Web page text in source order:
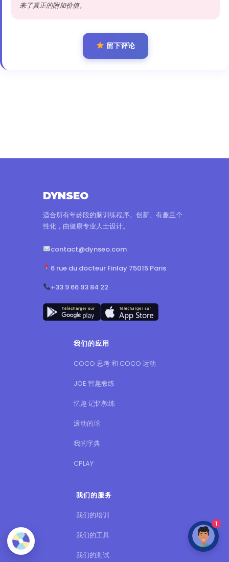
来了真正的附加价值。
留下评论
DYNSEO
适合所有年龄段的脑训练程序。创新、有趣且个
性化，由健康专业人士设计。
contact@dynseo.com
6 rue du docteur Finlay 75015 Paris
+33 9 66 93 84 22
我们的应用
COCO 思考 和 COCO 运动
JOE 智趣教练
忆趣 记忆教练
滚动的球
我的字典
CPLAY
我们的服务
我们的培训
我们的工具
我们的测试
1